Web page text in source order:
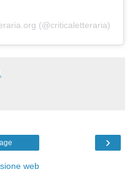
(@criticaletteraria)
›
web